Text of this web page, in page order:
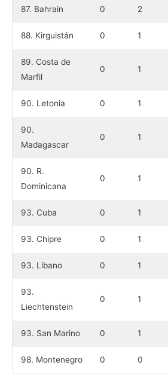
87. Bahrain 0 2
88. Kirguistán 0 1
89. Costa de
Marfil
0 1
90. Letonia 0 1
90.
Madagascar
0 1
90. R.
Dominicana
0 1
93. Cuba 0 1
93. Chipre 0 1
93. Líbano 0 1
93.
Liechtenstein
0 1
93. San Marino 0 1
98. Montenegro 0 0